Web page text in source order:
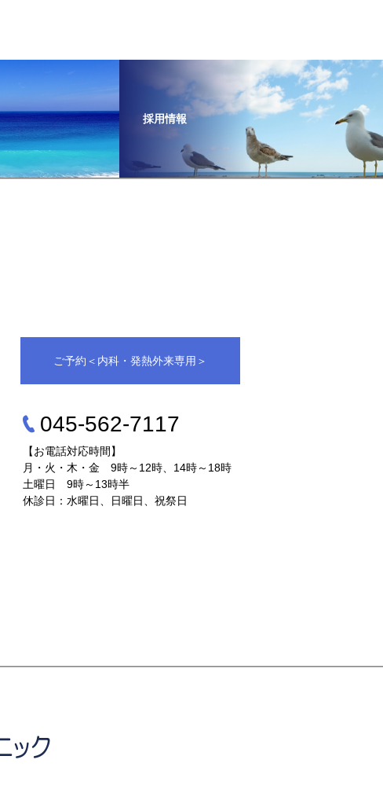
採用情報
ご予約＜内科・発熱外来専用＞
045‐562‐7117
【お電話対応時間】
月・火・木・金 9時～12時、14時～18時
土曜日 9時～13時半
休診日：水曜日、日曜日、祝祭日